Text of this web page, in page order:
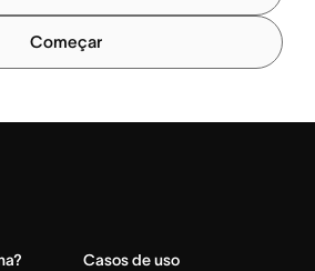
Começar
Casos de uso